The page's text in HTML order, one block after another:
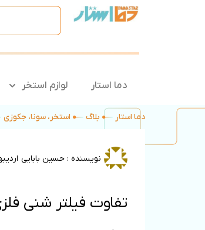
دما استار لوازم استخر
دما استار بلاگ استخر، سونا، جکوزی
نویسنده : حسین بابایی
تفاوت فیلتر شنی